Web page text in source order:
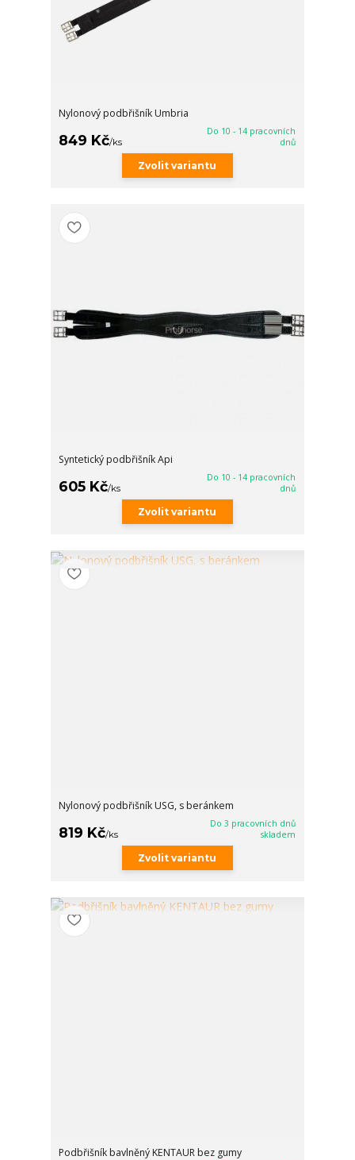
Nylonový podbřišník Umbria
849 Kč/ks
Do 10 - 14 pracovních
dnů
Zvolit variantu
Syntetický podbřišník Api
605 Kč/ks
Do 10 - 14 pracovních
dnů
Zvolit variantu
Nylonový podbřišník USG, s beránkem
819 Kč/ks
Do 3 pracovních dnů
skladem
Zvolit variantu
Podbřišník bavlněný KENTAUR bez gumy